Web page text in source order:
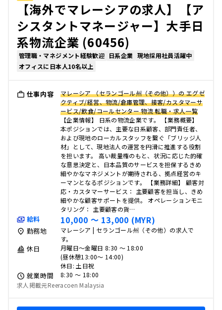
【海外でマレーシアの求人】【ア
シスタントマネージャー】大手日
系物流企業 (60456)
管理職・マネジメント経験歓迎 日系企業 現地採用社員活躍中
オフィスに日本人10名以上
仕事内容
マレーシア （セランゴール州（その他））の エグゼ
クティブ/経営、物流/倉庫管理、接客/カスタマーサ
ービス/飲食/コールセンター 物流 転職・求人一覧
【企業情報】 日系の物流企業です。 【業務概要】
本ポジションでは、主要な日系顧客、部門責任者、
および現地のローカルスタッフを繋ぐ「ブリッジ人
材」として、現地法人の運営を円滑に推進する役割
を担います。 高い裁量権のもと、状況に応じた的確
な意思決定と、日本品質のサービスを担保するきめ
細やかなマネジメントが期待される、拠点経営のキ
ーマンとなるポジションです。 【業務詳細】 顧客対
応・カスタマーサービス： 主要顧客を担当し、きめ
細やかな顧客サポートを提供。 オペレーションモニ
タリング： 主要顧客の貨…
給料 10,000 〜 13,000 (MYR)
勤務地
マレーシア | セランゴール州（その他）の求人で
す。
休日
月曜日～金曜日 8:30 ～ 18:00
(昼休憩13:00～ 14:00)
休日: 土日祝
就業時間
8:30 〜 18:00
求人掲載元Reeracoen Malaysia